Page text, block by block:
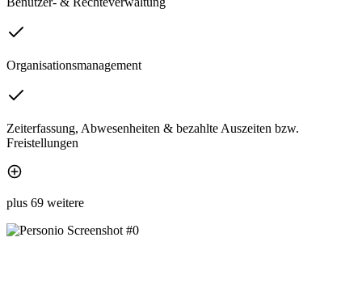
Organisationsmanagement
Zeiterfassung, Abwesenheiten & bezahlte Auszeiten bzw.
Freistellungen
plus 69 weitere